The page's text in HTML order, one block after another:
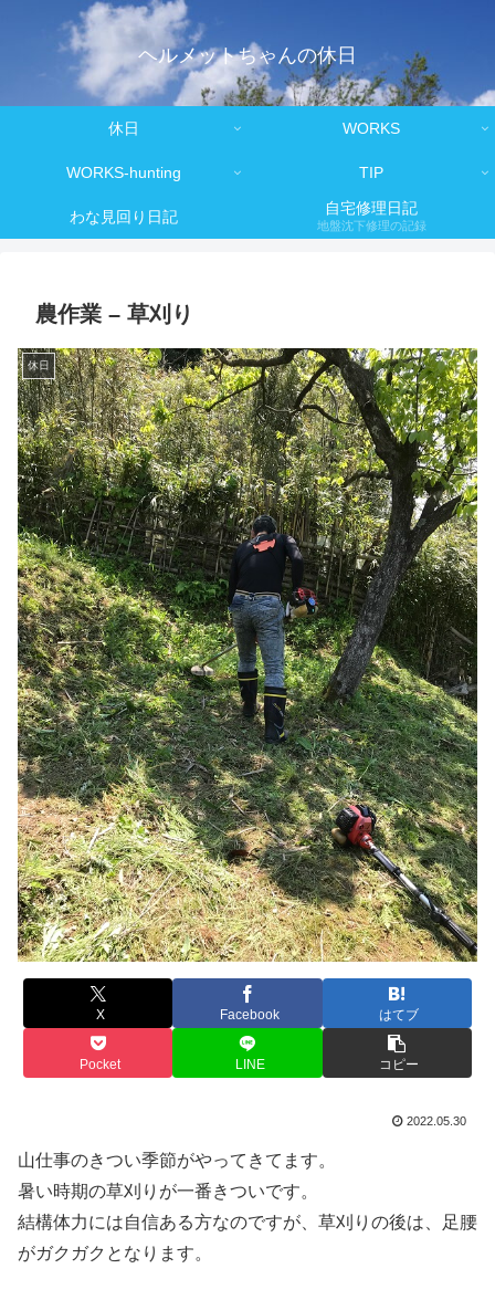
ヘルメットちゃんの休日
休日 WORKS
WORKS-hunting TIP
わな見回り日記 自宅修理日記
地盤沈下修理の記録
農作業 – 草刈り
休日
X Facebook はてブ
Pocket LINE コピー
2022.05.30
山仕事のきつい季節がやってきてます。
暑い時期の草刈りが一番きついです。
結構体力には自信ある方なのですが、草刈りの後は、足腰
がガクガクとなります。